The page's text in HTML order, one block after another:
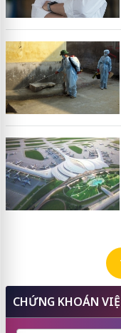
CHỨNG KHOÁN